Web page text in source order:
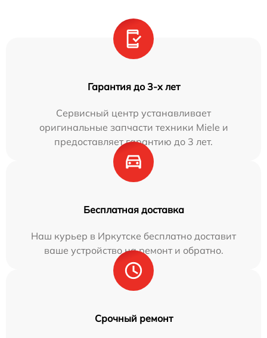
Гарантия до 3-х лет
Сервисный центр устанавливает
оригинальные запчасти техники Miele и
предоставляет гарантию до 3 лет.
Бесплатная доставка
Наш курьер в Иркутске бесплатно доставит
ваше устройство на ремонт и обратно.
Срочный ремонт